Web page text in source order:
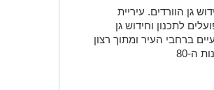
חידוש גן הוורדים. עיריית
לתכנון וחידוש גן
ברחבי העיר ומתוך רצון
ה-80